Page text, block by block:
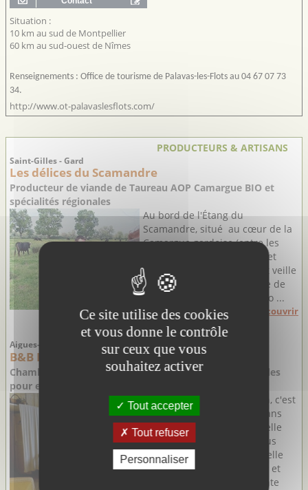
Situation :
10 km au sud de Montpellier
60 km au sud-ouest de Nîmes
Renseignements : Office de tourisme de Palavas-les-Flots au 04 67 07 73
34.
http://www.ot-palavaslesflots.com/
PRODUCTEURS & ARTISANS
Saint-Gilles - Gard
Les délices du Scamandre
Producteur de viande de Taureau AOP Camargue BIO et
spécialités régionales
Au bord de l'Étang du
Scamandre, situé au cœur de la
Camargue gardoise (entre les
Communes de Saint-Gilles et
Vauvert), la famille Riboulet veille
au bien être de son élevage de
taureaux AOP Camargue Bio ...
Découvrir
Aigues-Mortes - Gard
B&B Farniente
Chambres d'hôtes authentiques à Aigues-Mortes, idéales
pour explorer la Petite Camargue
En séjournant chez Gudrun, c'est
une véritable immersion dans
l'authentique et traditionnelle
Camargue Gardoise qui vous
attend. En toutes saisons, elle
vous accueille avec chaleur et
simplicité dans sa charmante
Ce site utilise des cookies
et vous donne le contrôle
sur ceux que vous
souhaitez activer
Tout accepter
Tout refuser
Personnaliser